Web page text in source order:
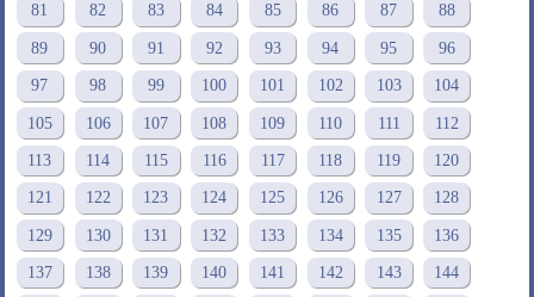
81 82 83 84 85 86 87 88
89 90 91 92 93 94 95 96
97 98 99 100 101 102 103 104
105 106 107 108 109 110 111 112
113 114 115 116 117 118 119 120
121 122 123 124 125 126 127 128
129 130 131 132 133 134 135 136
137 138 139 140 141 142 143 144